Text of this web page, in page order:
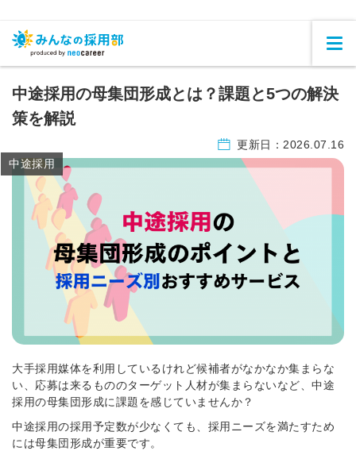
中途採用の母集団形成とは？課題と5つの解決
策を解説
更新日： 2026.07.16
中途採用
大手採用媒体を利用しているけれど候補者がなかなか集まらな
い、応募は来るもののターゲット人材が集まらないなど、 中途
採用の母集団形成に課題を感じていませんか？
中途採用の採用予定数が少なくても、採用ニーズを満たすため
には母集団形成が重要です。